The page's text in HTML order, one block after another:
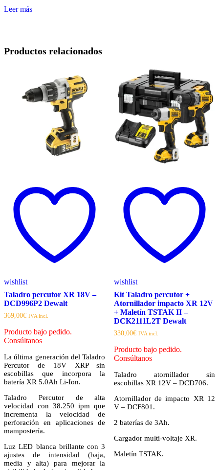
Leer más
Productos relacionados
wishlist
Taladro percutor XR 18V –
DCD996P2 Dewalt
369,00€ IVA incl.
Producto bajo pedido.
Consúltanos
La última generación del Taladro
Percutor de 18V XRP sin
escobillas que incorpora la
batería XR 5.0Ah Li-Ion.
Taladro Percutor de alta
velocidad con 38.250 ipm que
incrementa la velocidad de
perforación en aplicaciones de
mampostería.
Luz LED blanca brillante con 3
ajustes de intensidad (baja,
media y alta) para mejorar la
wishlist
Kit Taladro percutor +
Atornillador impacto XR 12V
+ Maletín TSTAK II –
DCK2111L2T Dewalt
330,00€ IVA incl.
Producto bajo pedido.
Consúltanos
Taladro atornillador sin
escobillas XR 12V – DCD706.
Atornillador de impacto XR 12
V – DCF801.
2 baterías de 3Ah.
Cargador multi-voltaje XR.
Maletín TSTAK.